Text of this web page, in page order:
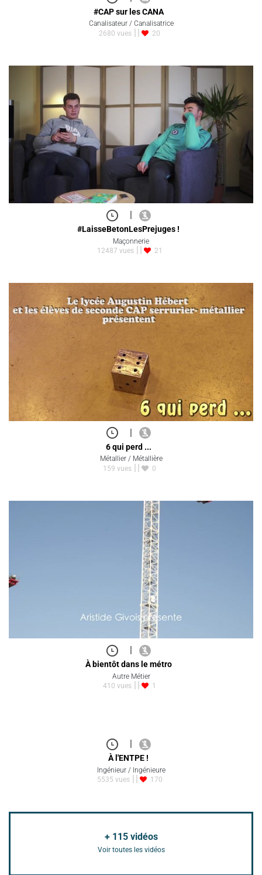
#CAP sur les CANA
Canalisateur / Canalisatrice
2680 vues
20
|
#LaisseBetonLesPrejuges !
Maçonnerie
12487 vues
21
|
6 qui perd ...
Métallier / Métallière
159 vues
0
|
À bientôt dans le métro
Autre Métier
410 vues
1
|
À l'ENTPE !
Ingénieur / Ingénieure
5535 vues
170
+ 115vidéos
Voir toutes les vidéos